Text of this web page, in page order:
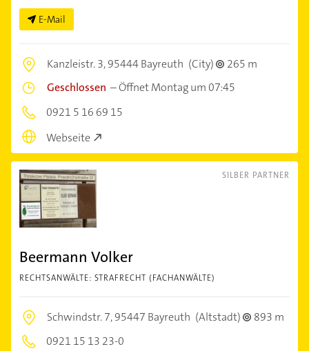
E-Mail
Kanzleistr. 3,95444 Bayreuth (City)
265 m
Geschlossen –Öffnet Montag um 07:45
0921 5 16 69 15
Webseite
SILBER PARTNER
Beermann Volker
RECHTSANWÄLTE: STRAFRECHT (FACHANWÄLTE)
Schwindstr. 7,95447 Bayreuth (Altstadt)
893 m
0921 15 13 23-0